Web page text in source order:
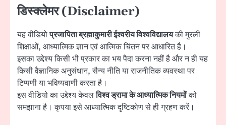
डिस्क्लेमर (Disclaimer)
यह वीडियोप्रजापिता ब्रह्माकुमारी ईश्वरीय विश्वविद्यालयकी मुरली
शिक्षाओं, आध्यात्मिक ज्ञान एवं आत्मिक चिंतन पर आधारित है।
इसका उद्देश्य किसी भी प्रकार का भय पैदा करना नहीं है और न ही यह
किसी वैज्ञानिक अनुसंधान, सैन्य नीति या राजनीतिक व्यवस्था पर
टिप्पणी या भविष्यवाणी करता है।
इस वीडियो का उद्देश्य केवलविश्व ड्रामा के आध्यात्मिक नियमोंको
समझाना है। कृपया इसे आध्यात्मिक दृष्टिकोण से ही ग्रहण करें।